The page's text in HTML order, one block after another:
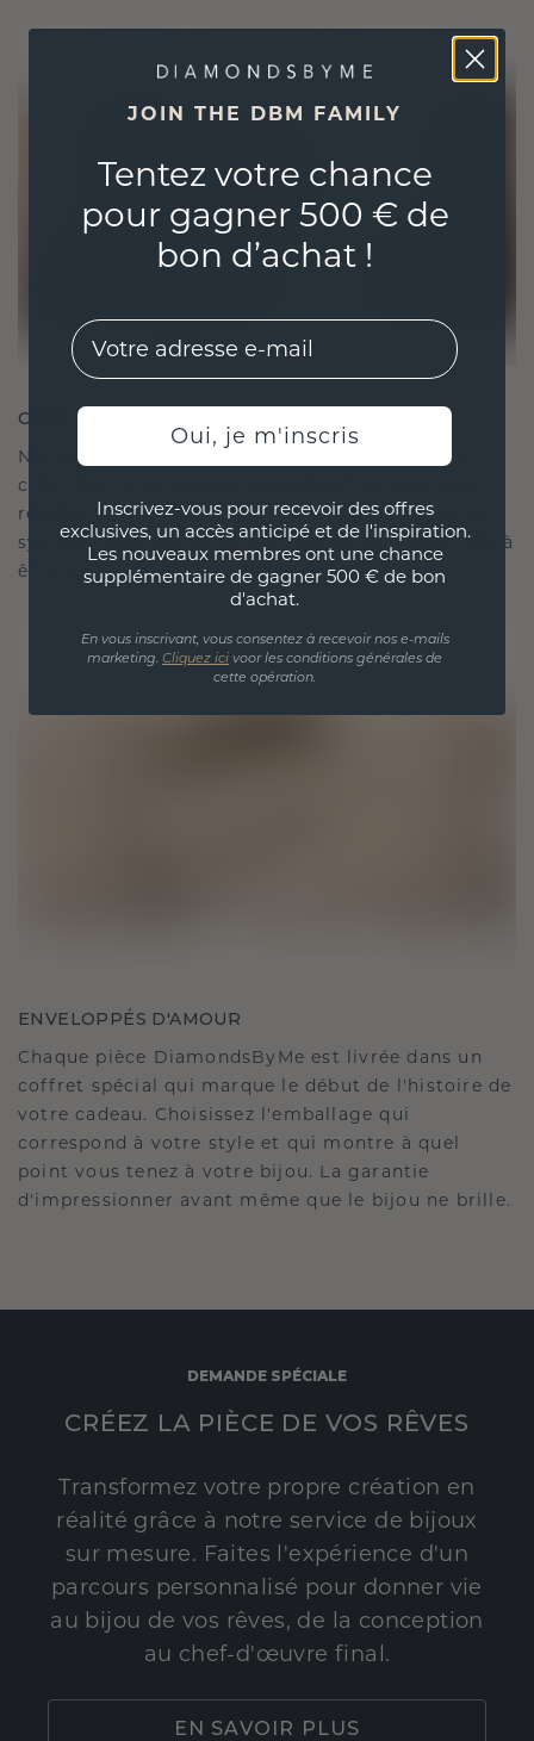
CRÉÉ POUR LA CONNEXION
Notre philosophie en matière de design est de
créer des liens, chaque pièce étant conçue pour
résister à l'épreuve du temps. Elle devient votre
symbole d'amour et de moments chéris, destinée à
être portée et chérie pour toujours.
ENVELOPPÉS D'AMOUR
Chaque pièce DiamondsByMe est livrée dans un
coffret spécial qui marque le début de l'histoire de
votre cadeau. Choisissez l'emballage qui
correspond à votre style et qui montre à quel
point vous tenez à votre bijou. La garantie
d'impressionner avant même que le bijou ne brille.
DEMANDE SPÉCIALE
CRÉEZ LA PIÈCE DE VOS RÊVES
Transformez votre propre création en
réalité grâce à notre service de bijoux
sur mesure. Faites l'expérience d'un
parcours personnalisé pour donner vie
au bijou de vos rêves, de la conception
au chef-d'œuvre final.
EN SAVOIR PLUS
JOIN THE DBM FAMILY
Tentez votre chance
pour gagner 500 € de
bon d’achat !
EMail
Oui, je m'inscris
Inscrivez-vous pour recevoir des offres
exclusives, un accès anticipé et de l'inspiration.
Les nouveaux membres ont une chance
supplémentaire de gagner 500 € de bon
d'achat.
En vous inscrivant, vous consentez à recevoir nos e-mails
marketing. Cliquez ici voor les conditions générales de
cette opération.